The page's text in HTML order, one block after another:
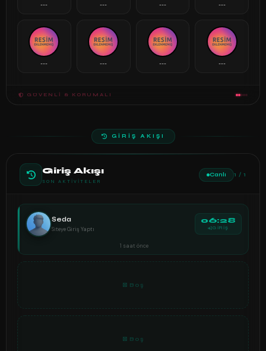
--- --- --- ---
--- --- --- ---
GÜVENLI & KORUMALI
GİRİŞ AKIŞI
Giriş Akışı
SON AKTIVITELER
Canlı 1 / 1
Seda
Siteye Giriş Yaptı
06:28
GİRİŞ
1 saat önce
⊠ Boş
⊠ Boş